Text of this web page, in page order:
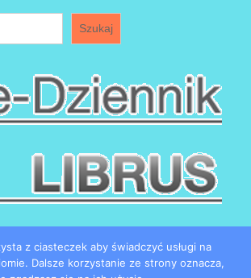
Szukaj
z ciasteczek aby świadczyć usługi na
Dalsze korzystanie ze strony oznacza,